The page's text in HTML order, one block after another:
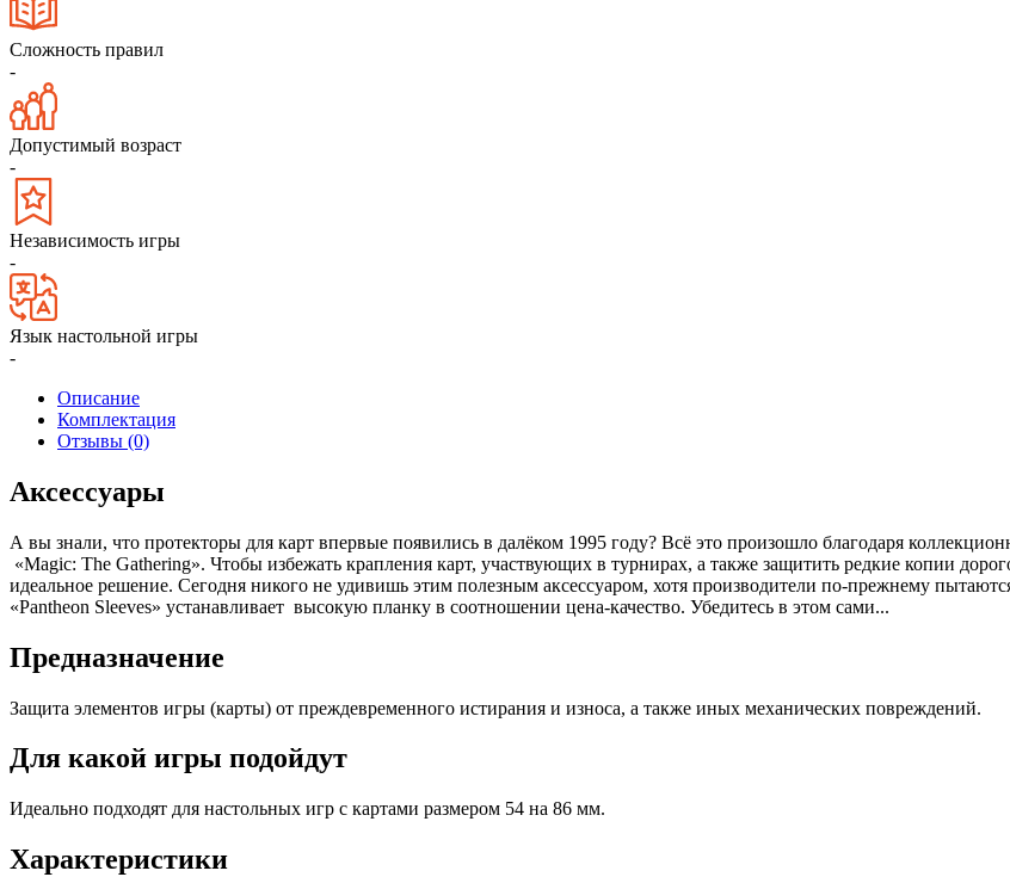
Сложность правил
-
Допустимый возраст
-
Независимость игры
-
Язык настольной игры
-
Описание
Комплектация
Отзывы (0)
Аксессуары
А вы знали, что протекторы для карт впервые появились в далёком 1995 году? Всё это произошло благодаря
«Magic: The Gathering». Чтобы избежать крапления карт, участвующих в турнирах, а также защитить редкие копии
идеальное решение. Сегодня никого не удивишь этим полезным аксессуаром, хотя производители по-прежнему
«Pantheon Sleeves» устанавливает высокую планку в соотношении цена-качество. Убедитесь в этом сами...
Предназначение
Защита элементов игры (карты) от преждевременного истирания и износа, а также иных механических повреждений.
Для какой игры подойдут
Идеально подходят для настольных игр с картами размером 54 на 86 мм.
Характеристики